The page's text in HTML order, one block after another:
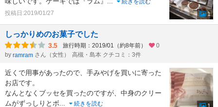
続きを読む
投稿日:2019/01/27
1
しっかりめのお菓子でした
3.5 旅行時期：2019/01（約8年前）
0
by ramram さん（女性） 高槻・島本 クチコミ：3件
近くで用事があったので、手みやげを買いに寄った
お店です。
なんとなくブッセを買ったのですが、中身のクリー
ムがずっしりとボ...
続きを読む